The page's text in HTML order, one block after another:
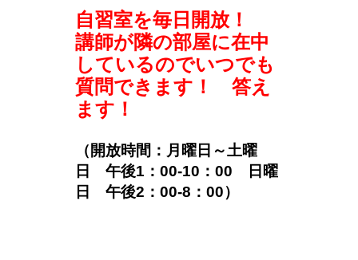
自習室を毎日開放！
講師が隣の部屋に在中
しているのでいつでも
質問できます！ 答え
ます！
（開放時間：月曜日～土曜
日 午後1：00-10：00 日曜
日 午後2：00-8：00）